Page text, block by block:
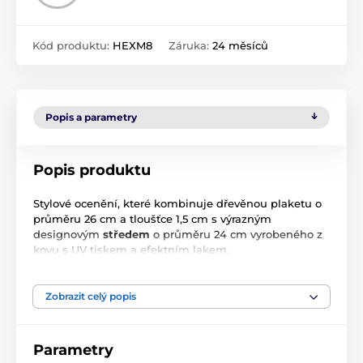
Kód produktu: HEXM8 Záruka: 24 měsíců
Popis a parametry
Popis produktu
Stylové ocenění, které kombinuje dřevěnou plaketu o
průměru 26 cm a tloušťce 1,5 cm s výrazným
designovým středem o průměru 24 cm vyrobeného z
kovu s UV tiskem a efektním lakem.
je tato plaketa ideální volbou pro významná výročí,
sportovní úspěchy i firemní poděkování.
na stůl pomocí kovového stojánku, nebo ji
Zobrazit celý popis
Parametry